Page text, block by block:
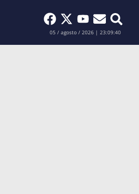
Buscar
05 / agosto / 2026 | 23:09:41